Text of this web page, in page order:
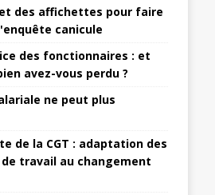
des affichettes pour faire
canicule
des fonctionnaires : et
avez-vous perdu ?
ne peut plus
de la CGT : adaptation des
travail au changement